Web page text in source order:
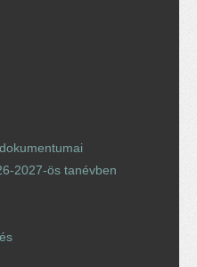
2027-ös tanévben